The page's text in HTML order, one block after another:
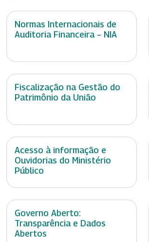
Normas Internacionais de
Auditoria Financeira – NIA
Fiscalização na Gestão do
Patrimônio da União
Acesso à informação e
Ouvidorias do Ministério
Público
Governo Aberto:
Transparência e Dados
Abertos